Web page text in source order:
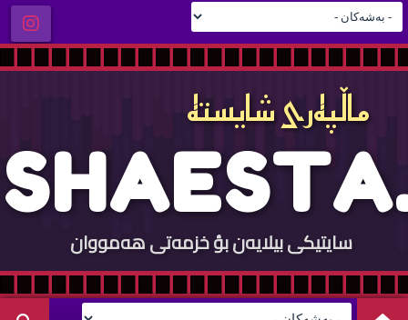
ماڵپه‌ری شایسته‌
SHAESTA.
سایتيكی بيلایه‌ن بؤ خزمه‌تی هه‌مووان